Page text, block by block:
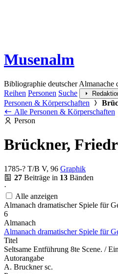
Musenalm
Bibliographie deutscher Almanache
Reihen Personen Suche
Personen & Körperschaften
Alle Personen & Körperschaften
Person
Brückner,
1785-? T/B V, 96 Graphik
27 Beiträge in 13 Bänden
·
Alle anzeigen
Almanach dramatischer Spiele für
6
Almanach
Almanach dramatischer Spiele für
Titel
Seltsame Entführung 8te Scene. /
Autorangabe
A. Bruckner sc.